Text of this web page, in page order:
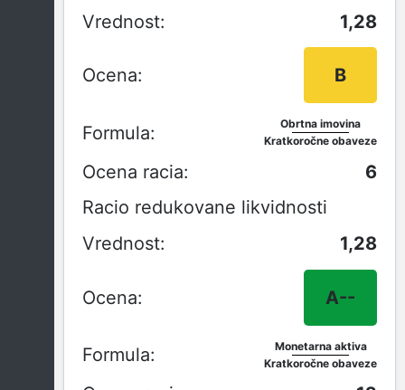
1,28
B
Obrtna imovina
Kratkoročne obaveze
6
Racio redukovane likvidnosti
1,28
A--
Monetarna aktiva
Kratkoročne obaveze